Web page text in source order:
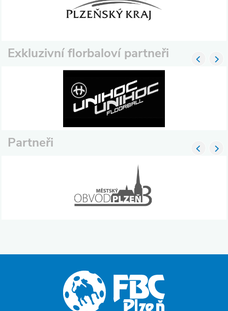
Exkluzivní florbaloví partneři
Partneři